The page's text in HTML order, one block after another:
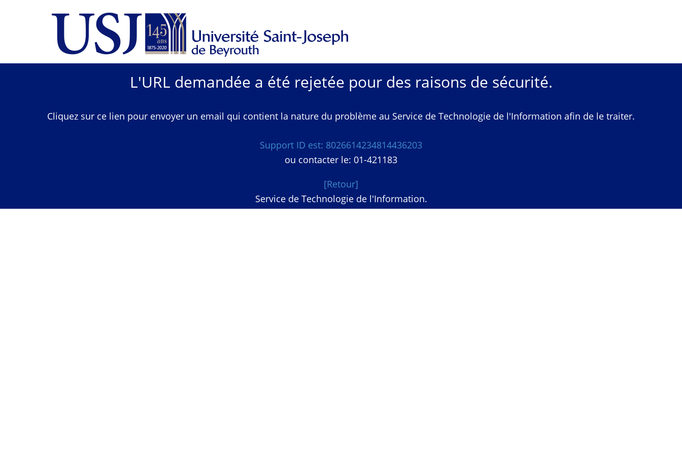
L'URL demandée a été rejetée pour des raisons de sécurité.
Cliquez sur ce lien pour envoyer un email qui contient la nature du problème au Service de Technologie de l'Information afin de le traiter.
Support ID est: 8026614234814436203
ou contacter le: 01-421183
[Retour]
Service de Technologie de l'Information.